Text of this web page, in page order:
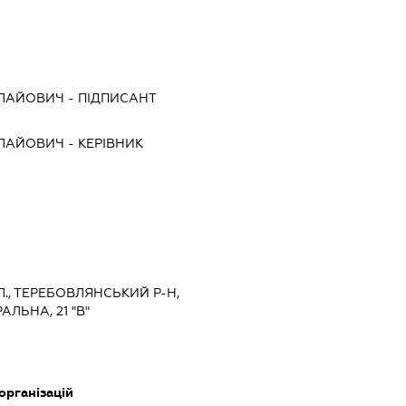
- ПІДПИСАНТ
- КЕРІВНИК
ТЕРЕБОВЛЯНСЬКИЙ Р-Н,
21 "В"